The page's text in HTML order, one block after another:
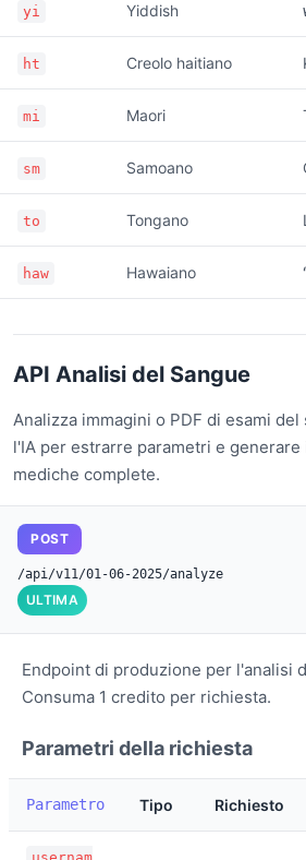
yi Yiddish
ht Creolo haitiano
mi Maori
sm Samoano
to Tongano
haw Hawaiano
API Analisi del Sangue
Analizza immagini o PDF di esami
l'IA per estrarre parametri e
mediche complete.
POST
/api/v11/01-06-2025/analyze
ULTIMA
Endpoint di produzione per l'analisi
Consuma 1 credito per richiesta.
Parametri della richiesta
Parametro Tipo Richiesto